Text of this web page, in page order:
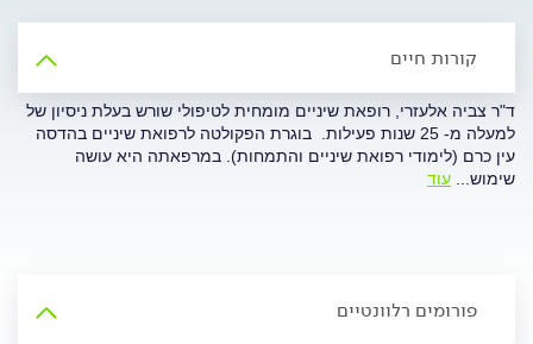
קורות חיים
ד"ר צביה אלעזרי, רופאת שיניים מומחית לטיפולי שורש בעלת ניסיון של
למעלה מ- 25 שנות פעילות. בוגרת הפקולטה לרפואת שיניים בהדסה
עין כרם (לימודי רפואת שיניים והתמחות). במרפאתה היא עושה
שימוש
עוד
פורומים רלוונטיים